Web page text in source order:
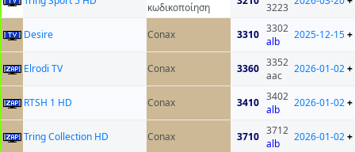
κωδικοποίηση
3223
Desire Conax 3310 3302
alb
2025-12-15+
Elrodi TV Conax 3360 3352
aac
2026-01-02+
RTSH 1 HD Conax 3410 3402
alb
2026-01-02+
Tring Collection HD Conax 3710 3712
alb
2026-01-02+